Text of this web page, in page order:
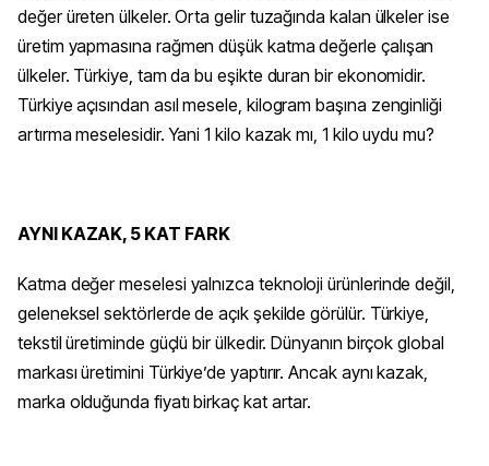
değer üreten ülkeler. Orta gelir tuzağında kalan ülkeler ise
üretim yapmasına rağmen düşük katma değerle çalışan
ülkeler. Türkiye, tam da bu eşikte duran bir ekonomidir.
Türkiye açısından asıl mesele, kilogram başına zenginliği
artırma meselesidir. Yani 1 kilo kazak mı, 1 kilo uydu mu?
AYNI KAZAK, 5 KAT FARK
Katma değer meselesi yalnızca teknoloji ürünlerinde değil,
geleneksel sektörlerde de açık şekilde görülür. Türkiye,
tekstil üretiminde güçlü bir ülkedir. Dünyanın birçok global
markası üretimini Türkiye’de yaptırır. Ancak aynı kazak,
marka olduğunda fiyatı birkaç kat artar.